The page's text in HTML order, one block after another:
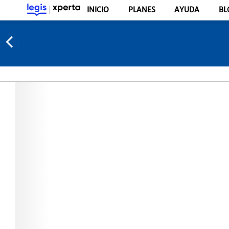
INICIO PLANES AYUDA